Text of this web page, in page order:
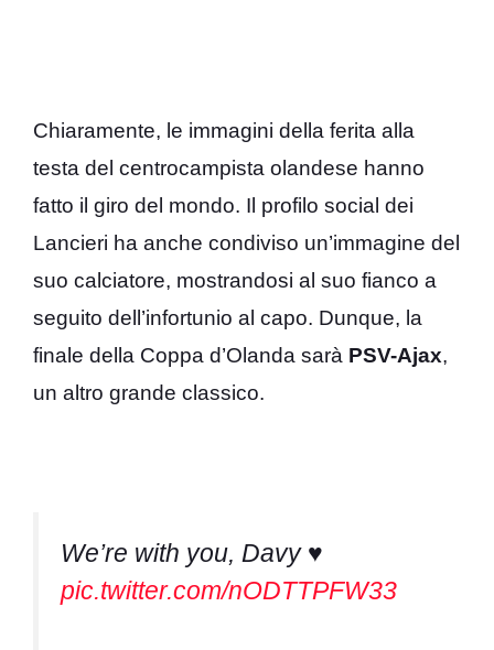
Chiaramente, le immagini della ferita alla
testa del centrocampista olandese hanno
fatto il giro del mondo. Il profilo social dei
Lancieri ha anche condiviso un’immagine del
suo calciatore, mostrandosi al suo fianco a
seguito dell’infortunio al capo. Dunque, la
finale della Coppa d’Olanda sarà PSV-Ajax,
un altro grande classico.
We’re with you, Davy ♥️
pic.twitter.com/nODTTPFW33